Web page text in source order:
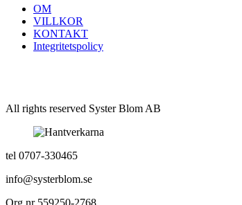
OM
VILLKOR
KONTAKT
Integritetspolicy
All rights reserved Syster Blom AB
tel 0707-330465
info@systerblom.se
Org nr 559250-2768